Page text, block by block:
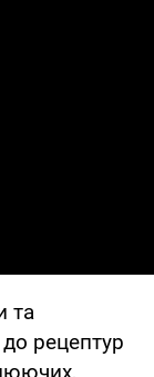
та
до рецептур